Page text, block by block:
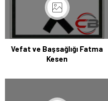
Vefat ve Başsağlığı Fatma
Kesen